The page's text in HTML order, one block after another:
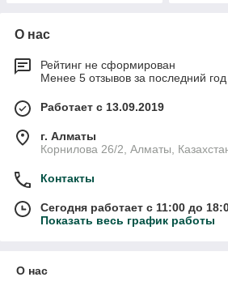
О нас
Рейтинг не сформирован
Менее 5 отзывов за последний год
Работает с 13.09.2019
г. Алматы
Корнилова 26/2, Алматы,
Контакты
Сегодня работает с 11:00 до
Показать весь график работы
О нас